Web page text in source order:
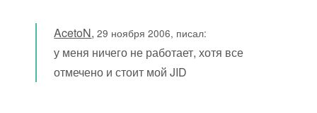
AcetoN,29 ноября 2006, писал:
у меня ничего не работает, хотя все
отмечено и стоит мой JID